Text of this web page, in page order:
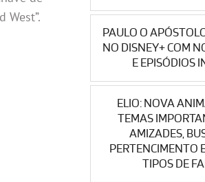
PAULO O
NO DISNEY+ COM
E EPISÓDIOS
ELIO: NOVA
TEMAS
AMIZADES,
PERTENCIMENTO
TIPOS DE